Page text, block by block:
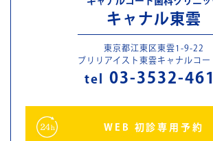
キャナル東雲
東京都江東区東雲1-9-22
ブリリアイスト東雲キャナルコー
tel 03-3532-
WEB 初診専用予約